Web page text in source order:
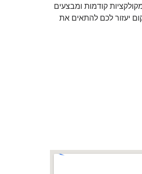
קודמות ומבצעים
יעזור לכם להתאים את